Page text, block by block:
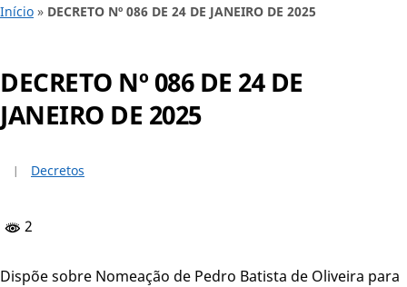
Início » DECRETO Nº 086 DE 24 DE JANEIRO DE 2025
DECRETO Nº 086 DE 24 DE
JANEIRO DE 2025
Decretos
2
Dispõe sobre Nomeação de Pedro Batista de Oliveira para